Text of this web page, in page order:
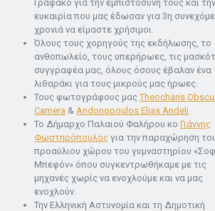
Γραφάκο για την εμπιστοσύνη τους και την
ευκαιρία που μας έδωσαν για 3η
χρονιά να είμαστε χρήσιμοι.
Όλους τους χορηγούς της εκδήλωσης, το
ανθοπωλείο, τους υπερήρωες, τις
συγγραφέα μας, όλους όσους έβαλαν ένα
λιθαράκι για τους μικρούς μας ήρωες.
Τους φωτογράφους μαςTheocharis
Camera & Andonopoulos Elias Andeli
Το Δήμαρχο Παλαιού Φαλήρου κο Γιάννης
Φωστηρόπουλος για την παραχώρηση
προαύλιου χώρου του γυμναστηρίου
Μπεφόν» όπου συγκεντρωθήκαμε με τις
μηχανές χωρίς να ενοχλούμε και να μας
ενοχλούν.
Την Ελληνική Αστυνομία και τη Δημοτική